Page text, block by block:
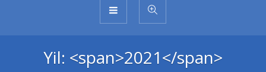
Yil: <span>2021</span>